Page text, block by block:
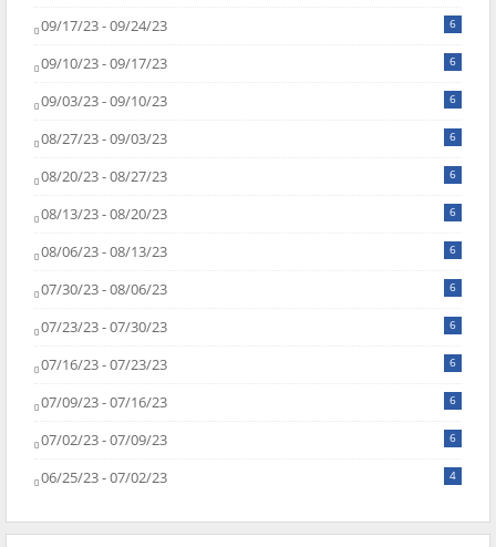
09/17/23 - 09/24/23 6
09/10/23 - 09/17/23 6
09/03/23 - 09/10/23 6
08/27/23 - 09/03/23 6
08/20/23 - 08/27/23 6
08/13/23 - 08/20/23 6
08/06/23 - 08/13/23 6
07/30/23 - 08/06/23 6
07/23/23 - 07/30/23 6
07/16/23 - 07/23/23 6
07/09/23 - 07/16/23 6
07/02/23 - 07/09/23 6
06/25/23 - 07/02/23 4